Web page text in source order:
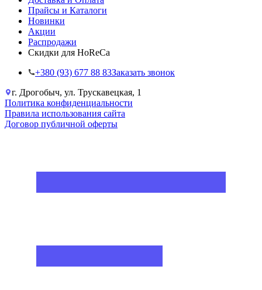
Прайсы и Каталоги
Новинки
Акции
Распродажи
Скидки для HoReCa
+38‎0 (93) 677 88 83Заказать звонок
г. Дрогобыч, ул. Трускавецкая, 1
Политика конфиденциальности
Правила использования сайта
Договор публичной оферты